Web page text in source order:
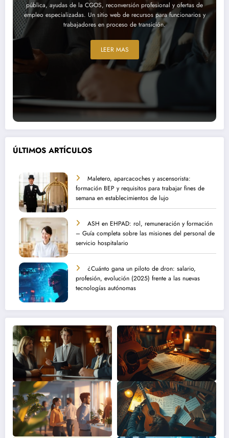
pública, ayudas de la CGOS, reconversión profesional y ofertas de
empleo especializadas. Un sitio web de recursos para funcionarios y
trabajadores en proceso de transición.
LEER MAS
ÚLTIMOS ARTÍCULOS
Maletero, aparcacoches y ascensorista:
formación BEP y requisitos para trabajar fines de
semana en establecimientos de lujo
ASH en EHPAD: rol, remuneración y formación
– Guía completa sobre las misiones del personal de
servicio hospitalario
¿Cuánto gana un piloto de dron: salario,
profesión, evolución (2025) frente a las nuevas
tecnologías autónomas